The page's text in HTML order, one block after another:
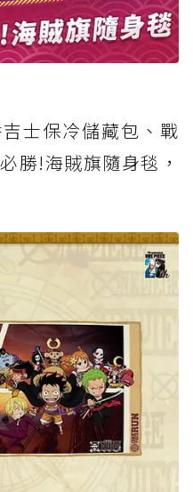
士保冷儲藏包、戰
勝!海賊旗隨身毯，